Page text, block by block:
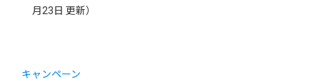
月23日 更新）
キャンペーン